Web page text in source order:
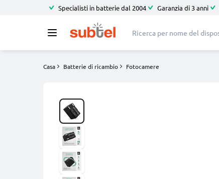
Specialisti in batterie dal 2004 Garanzia di 3 anni
Casa Batterie di ricambio Fotocamere